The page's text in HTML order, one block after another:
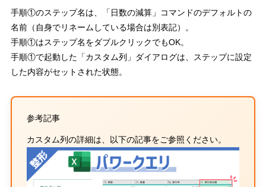
手順①のステップ名は、「日数の減算」コマンドのデフォルトの
名前（自身でリネームしている場合は別表記）。
手順①はステップ名をダブルクリックでもOK。
手順①で起動した「カスタム列」ダイアログは、ステップに設定
した内容がセットされた状態。
参考記事
カスタム列の詳細は、以下の記事をご参照ください。